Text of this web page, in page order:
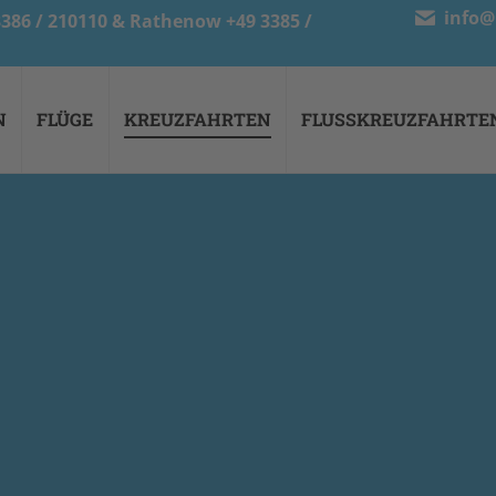
/ 210110 & Rathenow +49 3385 /
FLÜGE KREUZFAHRTEN